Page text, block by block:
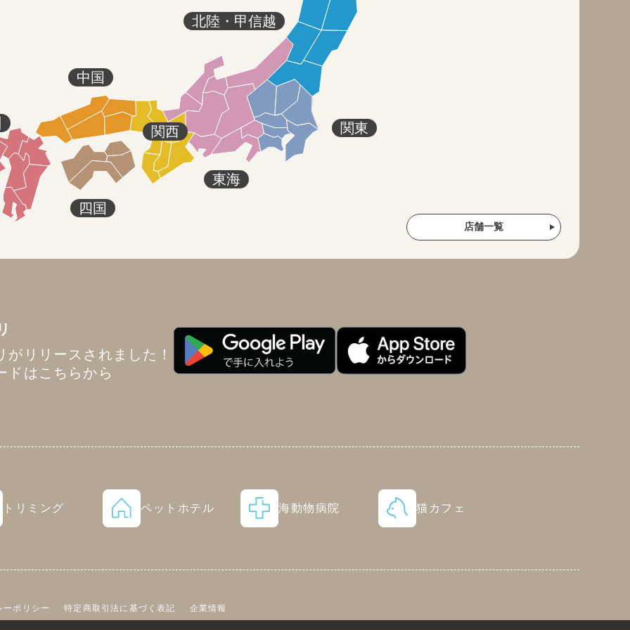
関東
北陸・甲信越
東海
関西
四国
中国
店舗一覧
がリリースされました！
ドはこちらから
トリミング ペットホテル 海動物病院 猫カフェ
ーポリシー 特定商取引法に基づく表記 企業情報